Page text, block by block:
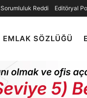
Sorumluluk Reddi Editöryal
EMLAK SÖZLÜĞÜ